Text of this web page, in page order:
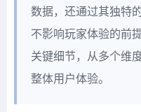
数据，还通过其独特
不影响玩家体验的前
关键细节，从多个维
整体用户体验。